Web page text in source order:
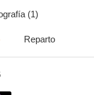
(1)
Reparto